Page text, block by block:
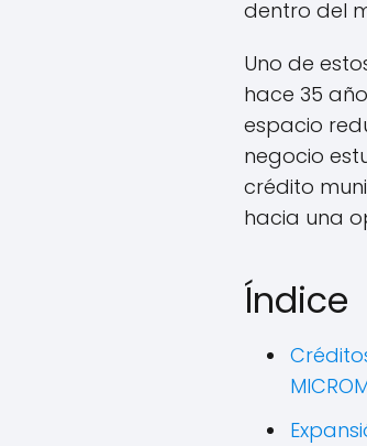
dentro del
Uno de
hace 35
espacio
negocio
crédito
hacia una
Índice